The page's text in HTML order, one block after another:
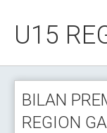
U15
BILAN
REGION